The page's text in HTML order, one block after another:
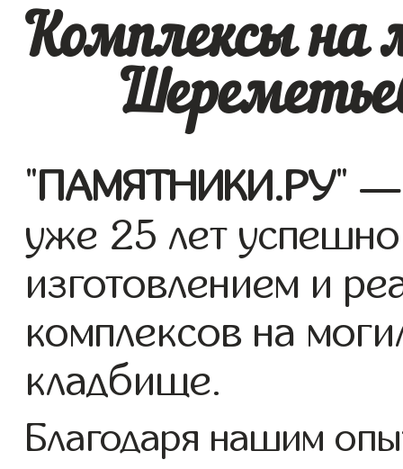
Комплексы на
"ПАМЯТНИКИ.РУ" —
уже 25 лет
изготовлением и
комплексов на
кладбище.
Благодаря нашим